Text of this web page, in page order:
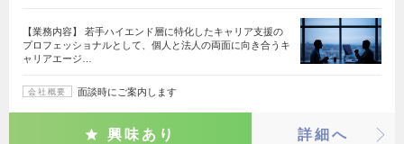
【業務内容】 若手ハイエンド層に特化したキャリア支援の
プロフェッショナルとして、個人と法人の両面に向き合うキ
ャリアエージ…
会社概要 面談時にご案内します
興味あり 詳細へ